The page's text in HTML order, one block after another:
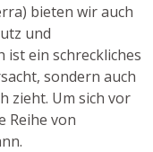
bieten wir auch
und
ist ein schreckliches
sondern auch
zieht. Um sich vor
Reihe von